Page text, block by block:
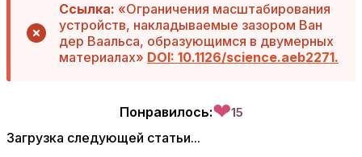
Ссылка: «Ограничения масштабирования
устройств, накладываемые зазором Ван
дер Ваальса, образующимся в двумерных
материалах» DOI: 10.1126/science.aeb2271.
Понравилось:❤15
Загрузка следующей статьи...